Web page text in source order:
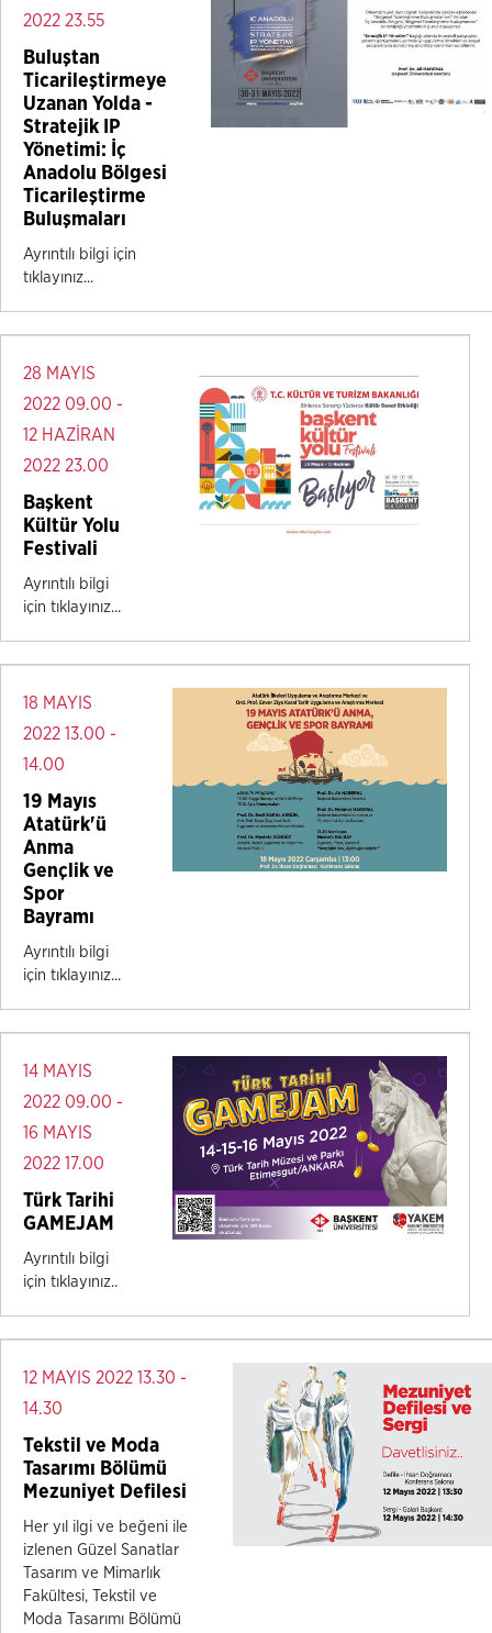
2022 23.55
Buluştan
Ticarileştirmeye
Uzanan Yolda -
Stratejik IP
Yönetimi: İç
Anadolu Bölgesi
Ticarileştirme
Buluşmaları
Ayrıntılı bilgi için
tıklayınız...
28 MAYIS
2022 09.00 -
12 HAZİRAN
2022 23.00
Başkent
Kültür Yolu
Festivali
Ayrıntılı bilgi
için tıklayınız...
18 MAYIS
2022 13.00 -
14.00
19 Mayıs
Atatürk'ü
Anma
Gençlik ve
Spor
Bayramı
Ayrıntılı bilgi
için tıklayınız...
14 MAYIS
2022 09.00 -
16 MAYIS
2022 17.00
Türk Tarihi
GAMEJAM
Ayrıntılı bilgi
için tıklayınız..
12 MAYIS 2022 13.30 -
14.30
Tekstil ve Moda
Tasarımı Bölümü
Mezuniyet Defilesi
Her yıl ilgi ve beğeni ile
izlenen Güzel Sanatlar
Tasarım ve Mimarlık
Fakültesi, Tekstil ve
Moda Tasarımı Bölümü